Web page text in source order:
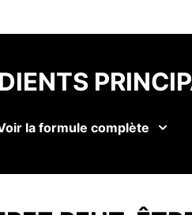
la formule complète